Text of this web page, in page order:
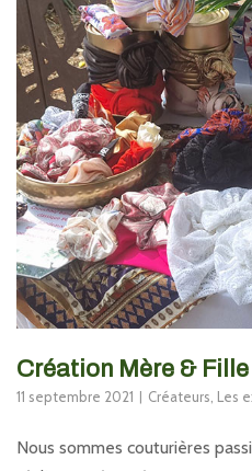
Création Mère & Fille
11 septembre 2021 Créateurs, Les
Nous sommes couturières